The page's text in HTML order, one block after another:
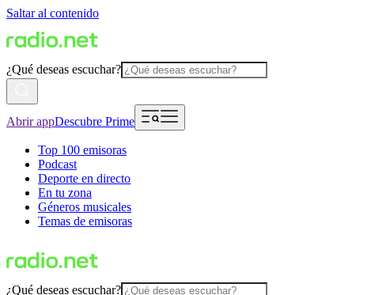
Saltar al contenido
¿Qué deseas escuchar?
Abrir appDescubre Prime
Top 100 emisoras
Podcast
Deporte en directo
En tu zona
Géneros musicales
Temas de emisoras
¿Qué deseas escuchar?